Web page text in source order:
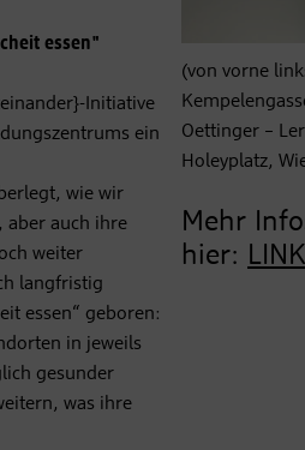
essen"
Initiative
ein
wie wir
aber auch ihre
weiter
langfristig
essen“ geboren:
in jeweils
gesunder
was ihre
(von vorne
Oettinger –
Holeyplatz,
Mehr
hier: LINK